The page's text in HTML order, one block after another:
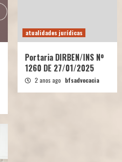
atualidades jurídicas
Portaria DIRBEN/INS Nº
1260 DE 27/01/2025
2 anos ago bfsadvocacia